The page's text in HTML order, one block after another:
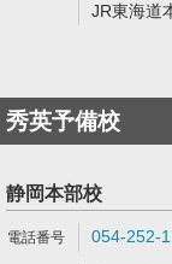
JR東海道
秀英予備校
静岡本部校
054-252-